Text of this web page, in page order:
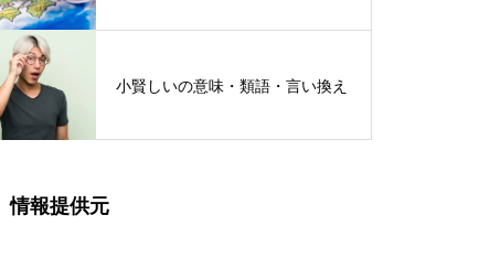
小賢しいの意味・類語・言い換え
情報提供元